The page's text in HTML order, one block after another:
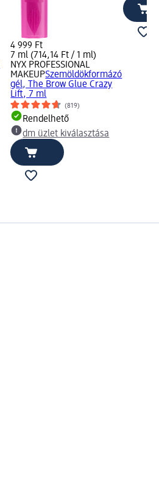
4 999 Ft
7 ml (714,14 Ft / 1 ml)
NYX PROFESSIONAL
MAKEUPSzemöldökformázó
gél, The Brow Glue Crazy
Lift, 7 ml
(819)
Rendelhető
dm üzlet kiválasztása